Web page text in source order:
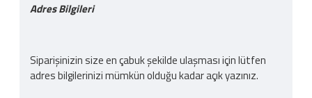
Adres Bilgileri
Siparişinizin size en çabuk şekilde ulaşması için lütfen
adres bilgilerinizi mümkün olduğu kadar açık yazınız.